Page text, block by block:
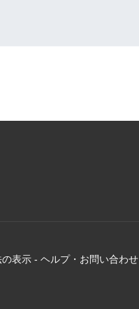
表示 - ヘルプ・お問い合わせ